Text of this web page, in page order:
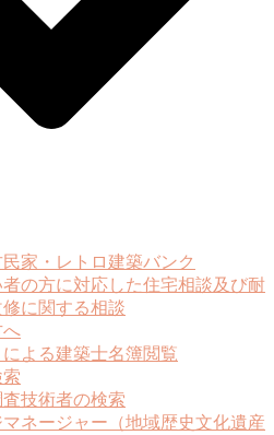
家・レトロ建築バンク
の方に対応した住宅相談及び耐
に関する相談
へ
よる建築士名簿閲覧
技術者の検索
ネージャー（地域歴史文化遺産